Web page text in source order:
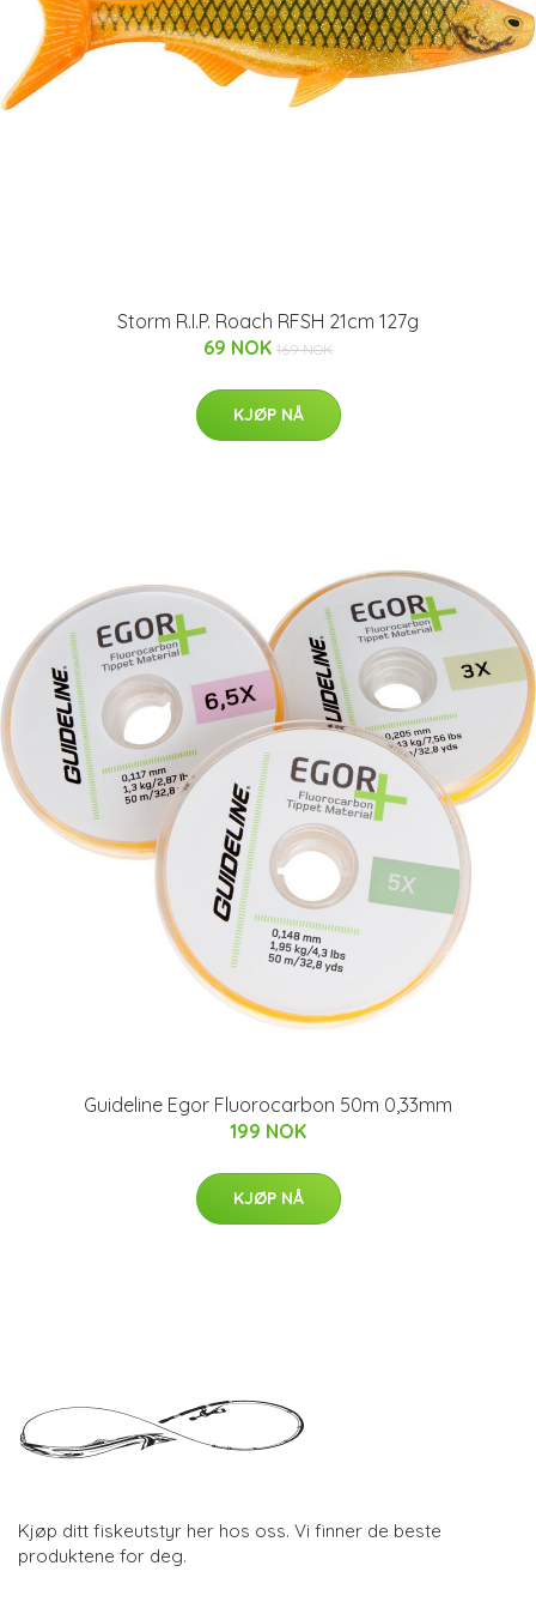
Storm R.I.P. Roach RFSH 21cm 127g
69 NOK 169 NOK
KJØP NÅ
Guideline Egor Fluorocarbon 50m 0,33mm
199 NOK
KJØP NÅ
Kjøp ditt fiskeutstyr her hos oss. Vi finner de beste
produktene for deg.